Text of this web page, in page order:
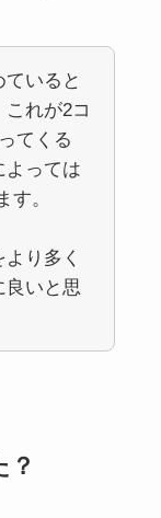
ていると
れが2コ
てくる
よっては
す。
り多く
良いと思
？